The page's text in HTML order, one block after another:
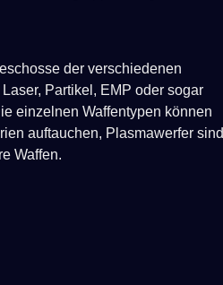
der verschiedenen
Partikel, EMP oder sogar
einzelnen Waffentypen können
auftauchen, Plasmawerfer sind
Waffen.